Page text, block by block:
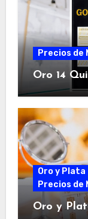
Precios de
Oro 14
Oro y Plata
Precios de
Oro y